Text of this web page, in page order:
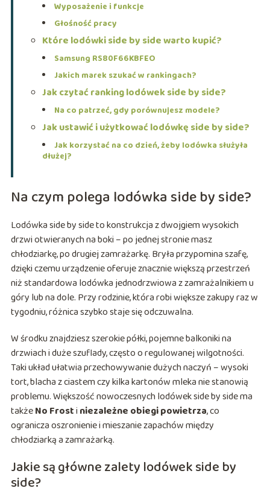
Wyposażenie i funkcje
Głośność pracy
Które lodówki side by side warto kupić?
Samsung RS80F66KBFEO
Jakich marek szukać w rankingach?
Jak czytać ranking lodówek side by side?
Na co patrzeć, gdy porównujesz modele?
Jak ustawić i użytkować lodówkę side by side?
Jak korzystać na co dzień, żeby lodówka służyła
dłużej?
Na czym polega lodówka side by side?
Lodówka side by side to konstrukcja z dwojgiem wysokich
drzwi otwieranych na boki – po jednej stronie masz
chłodziarkę, po drugiej zamrażarkę. Bryła przypomina szafę,
dzięki czemu urządzenie oferuje znacznie większą przestrzeń
niż standardowa lodówka jednodrzwiowa z zamrażalnikiem u
góry lub na dole. Przy rodzinie, która robi większe zakupy raz w
tygodniu, różnica szybko staje się odczuwalna.
W środku znajdziesz szerokie półki, pojemne balkoniki na
drzwiach i duże szuflady, często o regulowanej wilgotności.
Taki układ ułatwia przechowywanie dużych naczyń – wysoki
tort, blacha z ciastem czy kilka kartonów mleka nie stanowią
problemu. Większość nowoczesnych lodówek side by side ma
takżeNo Frosti niezależne obiegi powietrza, co
ogranicza oszronienie i mieszanie zapachów między
chłodziarką a zamrażarką.
Jakie są główne zalety lodówek side by
side?